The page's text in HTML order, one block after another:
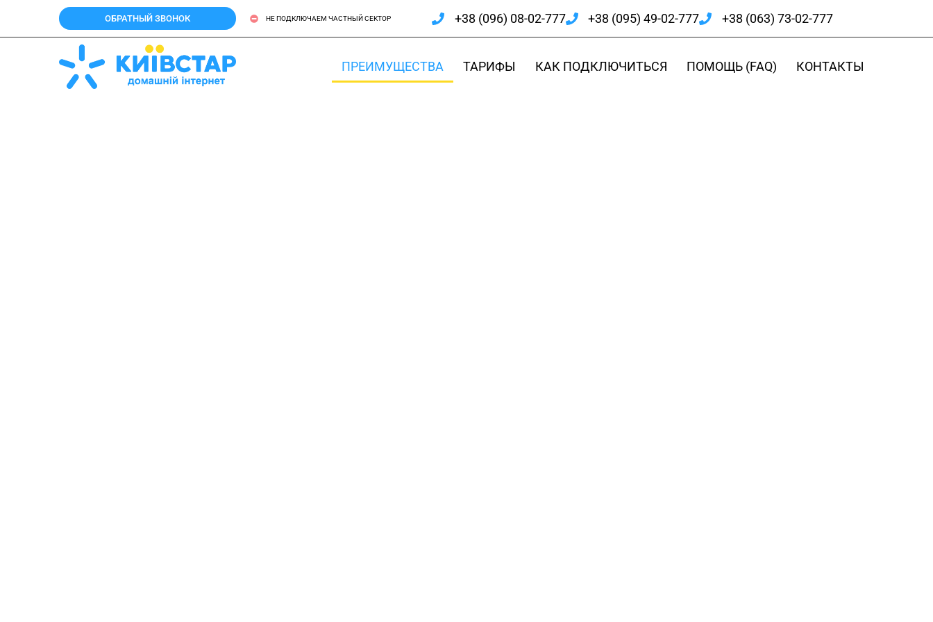
ОБРАТНЫЙ ЗВОНОК НЕ ПОДКЛЮЧАЕМ ЧАСТНЫЙ СЕКТОР +38 (096) 08-02-777 +38 (095) 49-02-777 +38 (063) 73-02-777
ПРЕИМУЩЕСТВА ТАРИФЫ КАК ПОДКЛЮЧИТЬСЯ ПОМОЩЬ (FAQ) КОНТАКТЫ